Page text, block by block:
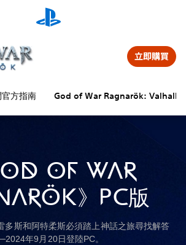
方指南 God of War Ragnarök: Valhalla
立即購買
OF WAR
》PC版
多斯和阿特柔斯必須踏上神話之旅尋找解答
年9月20日登陸PC。